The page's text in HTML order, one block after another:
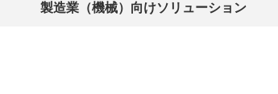
製造業（機械）向けソリューション